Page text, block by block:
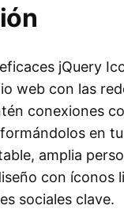
jQuery
web con las
conexiones
en
amplia
con íconos
sociales clave.